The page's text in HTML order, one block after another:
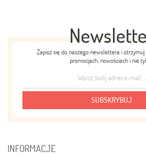
Zapisz się do naszego newslettera i
promocjach, nowościach i nie
SUBSKRYBUJ
INFORMACJE